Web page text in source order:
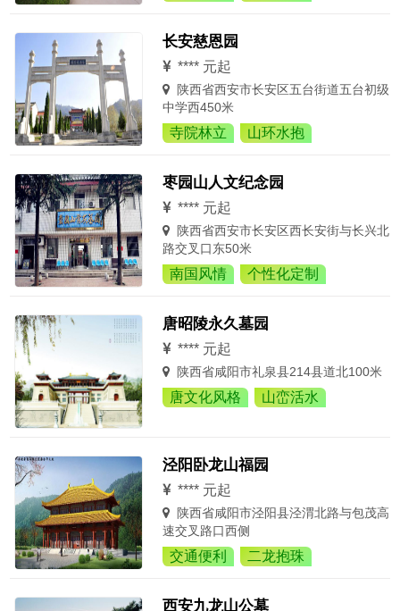
长安慈恩园
**** 元起
陕西省西安市长安区五台街道五台初级
中学西450米
寺院林立 山环水抱
枣园山人文纪念园
**** 元起
陕西省西安市长安区西长安街与长兴北
路交叉口东50米
南国风情 个性化定制
唐昭陵永久墓园
**** 元起
陕西省咸阳市礼泉县214县道北100米
唐文化风格 山峦活水
泾阳卧龙山福园
**** 元起
陕西省咸阳市泾阳县泾渭北路与包茂高
速交叉路口西侧
交通便利 二龙抱珠
西安九龙山公墓